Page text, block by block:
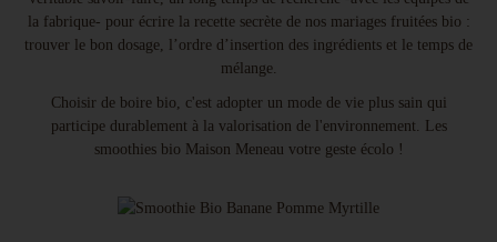
la fabrique- pour écrire la recette secrète de nos mariages fruitées bio :
trouver le bon dosage, l’ordre d’insertion des ingrédients et le temps de
mélange.
Choisir de boire bio, c'est adopter un mode de vie plus sain qui
participe durablement à la valorisation de l'environnement. Les
smoothies bio Maison Meneau votre geste écolo !